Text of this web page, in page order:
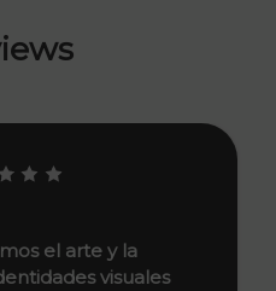
ideas cobran vida a
y estratégico.